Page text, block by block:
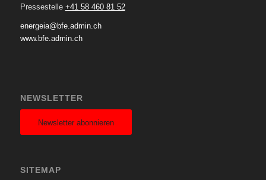
Pressestelle +41 58 460 81 52
energeia@bfe.admin.ch
www.bfe.admin.ch
NEWSLETTER
Newsletter abonnieren
SITEMAP